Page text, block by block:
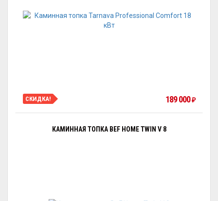
СКИДКА! 189 000₽
КАМИННАЯ ТОПКА BEF HOME TWIN V 8